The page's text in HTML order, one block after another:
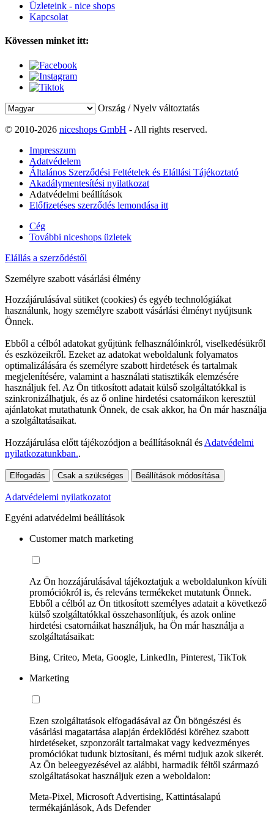
Üzleteink - nice shops
Kapcsolat
Kövessen minket itt:
Ország / Nyelv változtatás
© 2010-2026 niceshops GmbH - All rights reserved.
Impresszum
Adatvédelem
Általános Szerződési Feltételek és Elállási Tájékoztató
Akadálymentesítési nyilatkozat
Adatvédelmi beállítások
Előfizetéses szerződés lemondása itt
Cég
További niceshops üzletek
Elállás a szerződéstől
Személyre szabott vásárlási élmény
Hozzájárulásával sütiket (cookies) és egyéb technológiákat
használunk, hogy személyre szabott vásárlási élményt nyújtsunk
Önnek.
Ebből a célból adatokat gyűjtünk felhasználóinkról, viselkedésükről
és eszközeikről. Ezeket az adatokat weboldalunk folyamatos
optimalizálására és személyre szabott hirdetések és tartalmak
megjelenítésére, valamint a használati statisztikák elemzésére
használjuk fel. Az Ön titkosított adatait külső szolgáltatókkal is
szinkronizálhatjuk, és az ő online hirdetési csatornáikon keresztül
ajánlatokat mutathatunk Önnek, de csak akkor, ha Ön már használja
a szolgáltatásaikat.
Hozzájárulása előtt tájékozódjon a beállításoknál és Adatvédelmi
nyilatkozatunkban..
Elfogadás Csak a szükséges Beállítások módosítása
Adatvédelemi nyilatkozatot
Egyéni adatvédelmi beállítások
Customer match marketing
Az Ön hozzájárulásával tájékoztatjuk a weboldalunkon kívüli
promóciókról is, és releváns termékeket mutatunk Önnek.
Ebből a célból az Ön titkosított személyes adatait a következő
külső szolgáltatókkal összehasonlítjuk, és azok online
hirdetési csatornáikat használjuk, ha Ön már használja a
szolgáltatásaikat:
Bing, Criteo, Meta, Google, LinkedIn, Pinterest, TikTok
Marketing
Ezen szolgáltatások elfogadásával az Ön böngészési és
vásárlási magatartása alapján érdeklődési köréhez szabott
hirdetéseket, szponzorált tartalmakat vagy kedvezményes
promóciókat tudunk biztosítani, és mérni tudjuk azok sikerét.
Az Ön beleegyezésével az alábbi, harmadik féltől származó
szolgáltatásokat használjuk ezen a weboldalon:
Meta-Pixel, Microsoft Advertising, Kattintásalapú
termékajánlások, Ads Defender